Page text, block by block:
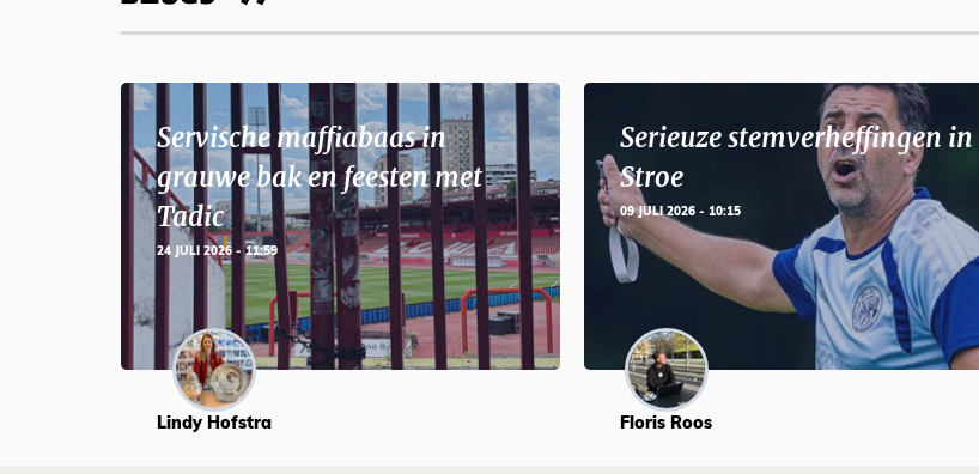
Servische maffiabaas in
grauwe bak en feesten met
Tadic
24 JULI 2026 - 11:59
Lindy Hofstra
Serieuze stemverheffingen in
Stroe
09 JULI 2026 - 10:15
Floris Roos